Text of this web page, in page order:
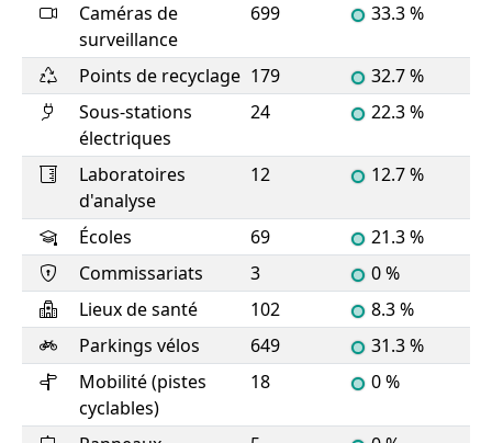
Caméras de
surveillance
699 33.3 %
Points de recyclage 179
32.7 %
Sous-stations
électriques
24 22.3 %
Laboratoires
d'analyse
12 12.7 %
Écoles 69
21.3 %
Commissariats
3
0 %
Lieux de santé
102
8.3 %
Parkings vélos
649
31.3 %
Mobilité (pistes
cyclables)
18 0 %